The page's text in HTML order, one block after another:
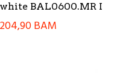
white BAL0600.MR I
204,90BAM